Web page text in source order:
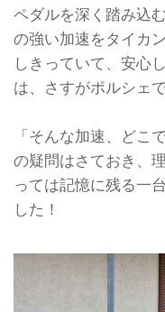
ペダルを深く踏み込
の強い加速をタイカ
しきっていて、安心
は、さすがポルシェ
「そんな加速、どこ
の疑問はさておき、
っては記憶に残る一
した！